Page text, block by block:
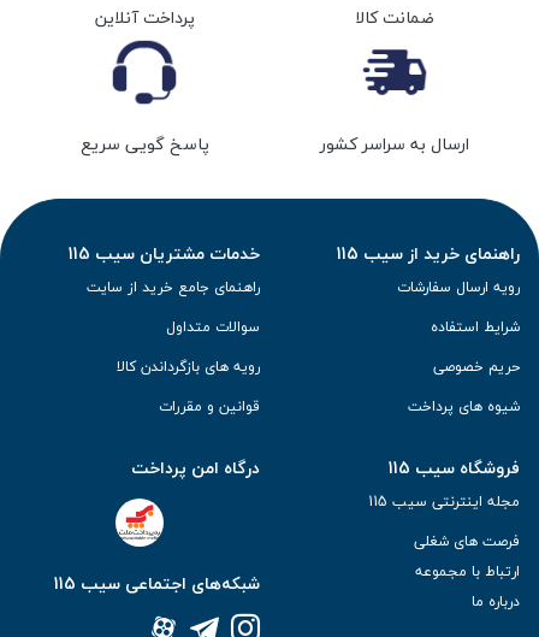
ضمانت کالا پرداخت آنلاین
ارسال به سراسر کشور پاسخ گویی سریع
راهنمای خرید از سیب 115
رویه ارسال سفارشات
شرایط استفاده
حریم خصوصی
شیوه های پرداخت
خدمات مشتریان سیب 115
راهنمای جامع خرید از سایت
سوالات متداول
رویه های بازگرداندن کالا
قوانین و مقررات
فروشگاه سیب 115
مجله اینترنتی سیب 115
فرصت های شغلی
ارتباط با مجموعه
درباره ما
درگاه امن پرداخت
شبکه‌های اجتماعی سیب 115